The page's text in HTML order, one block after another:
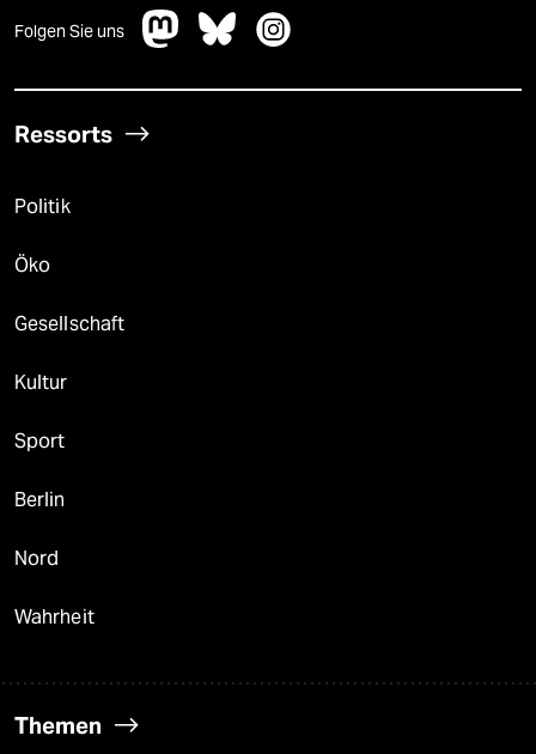
Folgen Sie uns
Ressorts
Politik
Öko
Gesellschaft
Kultur
Sport
Berlin
Nord
Wahrheit
Themen